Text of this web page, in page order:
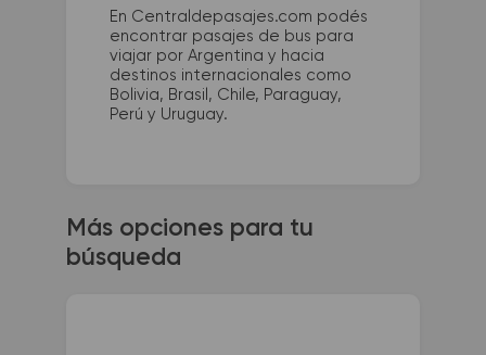
En Centraldepasajes.com podés
encontrar pasajes de bus para
viajar por Argentina y hacia
destinos internacionales como
Bolivia, Brasil, Chile, Paraguay,
Perú y Uruguay.
Más opciones para tu
búsqueda